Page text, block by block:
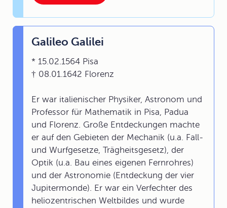
Galileo Galilei
* 15.02.1564 Pisa
† 08.01.1642 Florenz
Er war italienischer Physiker, Astronom und
Professor für Mathematik in Pisa, Padua
und Florenz. Große Entdeckungen machte
er auf den Gebieten der Mechanik (u.a. Fall-
und Wurfgesetze, Trägheitsgesetz), der
Optik (u.a. Bau eines eigenen Fernrohres)
und der Astronomie (Entdeckung der vier
Jupitermonde). Er war ein Verfechter des
heliozentrischen Weltbildes und wurde